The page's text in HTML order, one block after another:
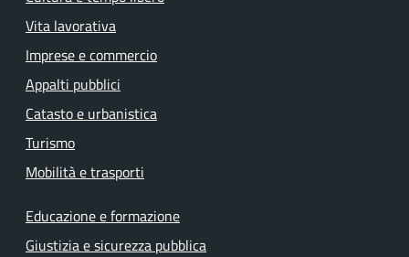
Vita lavorativa
Imprese e commercio
Appalti pubblici
Catasto e urbanistica
Turismo
Mobilità e trasporti
Educazione e formazione
Giustizia e sicurezza pubblica